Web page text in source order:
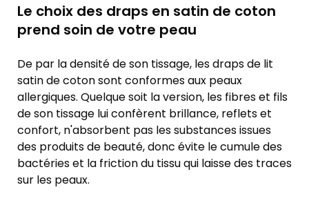
Le choix des draps en satin de coton
prend soin de votre peau
De par la densité de son tissage, les draps de lit
satin de coton sont conformes aux peaux
allergiques. Quelque soit la version, les fibres et fils
de son tissage lui confèrent brillance, reflets et
confort, n'absorbent pas les substances issues
des produits de beauté, donc évite le cumule des
bactéries et la friction du tissu qui laisse des traces
sur les peaux.